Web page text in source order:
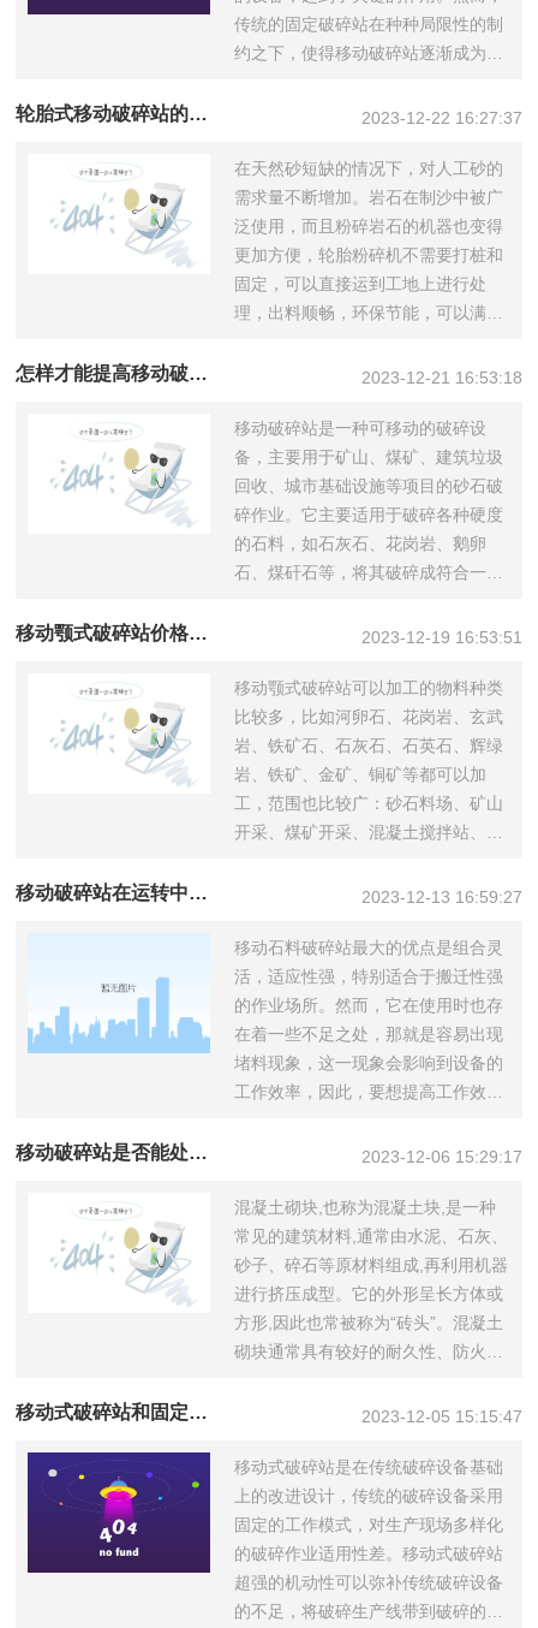
传统的固定破碎站在种种局限性的制
约之下，使得移动破碎站逐渐成为了
轮胎式移动破碎站的性能优势有哪些？ 2023-12-22 16:27:37
在天然砂短缺的情况下，对人工砂的
需求量不断增加。岩石在制沙中被广
泛使用，而且粉碎岩石的机器也变得
更加方便，轮胎粉碎机不需要打桩和
固定，可以直接运到工地上进行处
理，出料顺畅，环保节能，可以满足
怎样才能提高移动破碎站的产量？ 2023-12-21 16:53:18
移动破碎站是一种可移动的破碎设
备，主要用于矿山、煤矿、建筑垃圾
回收、城市基础设施等项目的砂石破
碎作业。它主要适用于破碎各种硬度
的石料，如石灰石、花岗岩、鹅卵
石、煤矸石等，将其破碎成符合一定
移动颚式破碎站价格多少？移动颚式破碎站质量怎么样？ 2023-12-19 16:53:51
移动颚式破碎站可以加工的物料种类
比较多，比如河卵石、花岗岩、玄武
岩、铁矿石、石灰石、石英石、辉绿
岩、铁矿、金矿、铜矿等都可以加
工，范围也比较广：砂石料场、矿山
开采、煤矿开采、混凝土搅拌站、干
移动破碎站在运转中发生堵塞怎么解决 2023-12-13 16:59:27
移动石料破碎站最大的优点是组合灵
活，适应性强，特别适合于搬迁性强
的作业场所。然而，它在使用时也存
在着一些不足之处，那就是容易出现
堵料现象，这一现象会影响到设备的
工作效率，因此，要想提高工作效
移动破碎站是否能处理混凝土块？ 2023-12-06 15:29:17
混凝土砌块,也称为混凝土块,是一种
常见的建筑材料,通常由水泥、石灰、
砂子、碎石等原材料组成,再利用机器
进行挤压成型。它的外形呈长方体或
方形,因此也常被称为“砖头”。混凝土
砌块通常具有较好的耐久性、防火性
移动式破碎站和固定破碎机相比有哪些优势？ 2023-12-05 15:15:47
移动式破碎站是在传统破碎设备基础
上的改进设计，传统的破碎设备采用
固定的工作模式，对生产现场多样化
的破碎作业适用性差。移动式破碎站
超强的机动性可以弥补传统破碎设备
的不足，将破碎生产线带到破碎的前